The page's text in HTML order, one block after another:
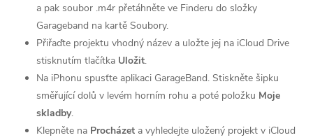
a pak soubor .m4r přetáhněte ve Finderu do složky
Garageband na kartě Soubory.
Přiřaďte projektu vhodný název a uložte jej na iCloud Drive
stisknutím tlačítka Uložit.
Na iPhonu spusťte aplikaci GarageBand. Stiskněte šipku
směřující dolů v levém horním rohu a poté položku Moje
skladby.
Klepněte na Procházet a vyhledejte uložený projekt v iCloud